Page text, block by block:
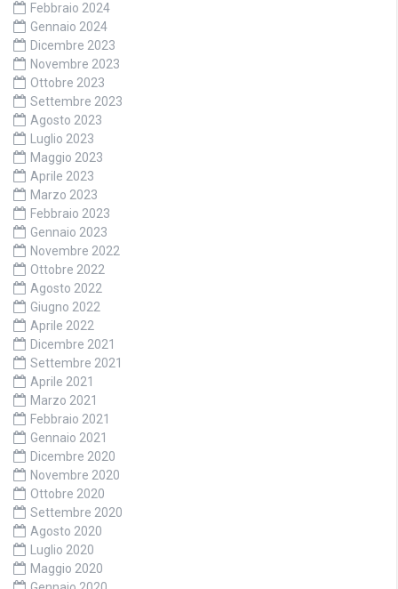
Febbraio 2024
Gennaio 2024
Dicembre 2023
Novembre 2023
Ottobre 2023
Settembre 2023
Agosto 2023
Luglio 2023
Maggio 2023
Aprile 2023
Marzo 2023
Febbraio 2023
Gennaio 2023
Novembre 2022
Ottobre 2022
Agosto 2022
Giugno 2022
Aprile 2022
Dicembre 2021
Settembre 2021
Aprile 2021
Marzo 2021
Febbraio 2021
Gennaio 2021
Dicembre 2020
Novembre 2020
Ottobre 2020
Settembre 2020
Agosto 2020
Luglio 2020
Maggio 2020